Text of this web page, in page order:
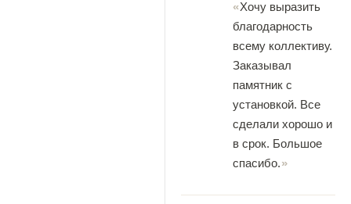
Хочу выразить
благодарность
всему коллективу.
Заказывал
памятник с
установкой. Все
сделали хорошо и
в срок. Большое
спасибо.